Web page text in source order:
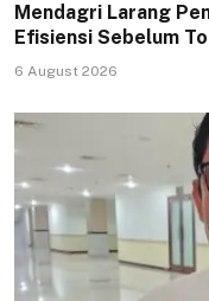
Mendagri Larang
Efisiensi Sebelum
6 August 2026